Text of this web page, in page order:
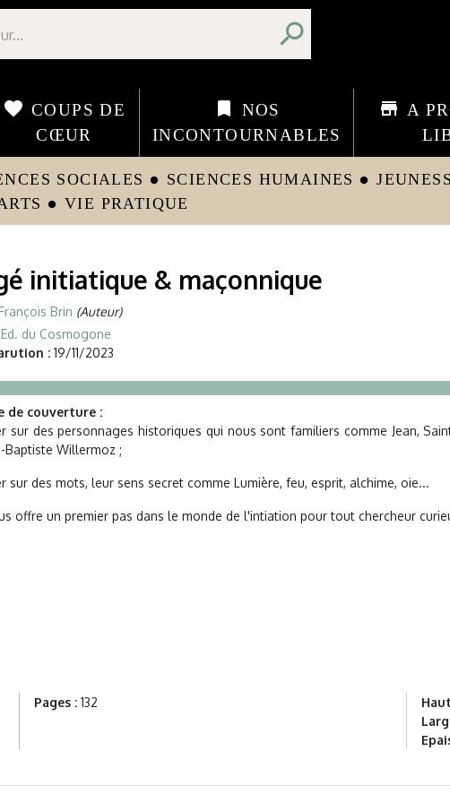
search
favorite COUPS DE
CŒUR
bookmark
NOS
INCONTOURNABLES
store A
SOCIALES circle SCIENCES HUMAINES circle
circle VIE PRATIQUE
initiatique & maçonnique
Brin (Auteur)
Ed. du Cosmogone
: 19/11/2023
de couverture :
sur des personnages historiques qui nous sont familiers comme Jean,
Baptiste Willermoz ;
sur des mots, leur sens secret comme Lumière, feu, esprit, alchime, oie...
offre un premier pas dans le monde de l'intiation pour tout chercheur
Pages : 132